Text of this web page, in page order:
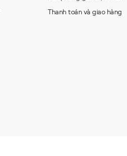
Thanh toán và giao hàng